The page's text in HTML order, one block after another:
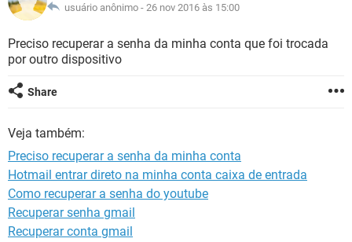
GUIA DE COMPRAS
INSTAGRAM
GUIA DE COMPRAS
CELULAR FACEBOOK
INSTAGRAM
GUIA DE COMPRAS
JOGOS
CELULAR FACEBOOK
INSTAGRAM
GUIA DE COMPRAS
usuário anônimo - 26 nov 2016 às 15:00
Preciso recuperar a senha da minha conta que foi trocada
por outro dispositivo
Share
Veja também:
Preciso recuperar a senha da minha conta
Hotmail entrar direto na minha conta caixa de entrada
Como recuperar a senha do youtube
Recuperar senha gmail
Recuperar conta gmail